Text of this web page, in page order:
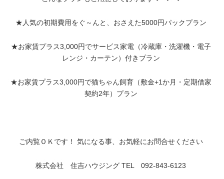
★人気の初期費用をぐ～んと、おさえた5000円パックプラン
★お家賃プラス3,000円でサービス家電（冷蔵庫・洗濯機・電子
レンジ・カーテン）付きプラン
★お家賃プラス3,000円で猫ちゃん飼育（敷金+1か月・定期借家
契約2年）プラン
ご内覧ＯＫです！ 気になる事、お気軽にお問合せください
株式会社 住吉ハウジング TEL 092-843-6123